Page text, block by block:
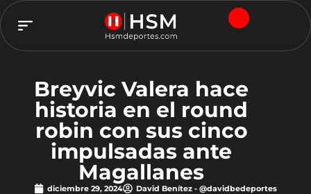
Breyvic Valera hace
historia en el round
robin con sus cinco
impulsadas ante
Magallanes
diciembre 29, 2024 David Benítez - @davidbedeportes